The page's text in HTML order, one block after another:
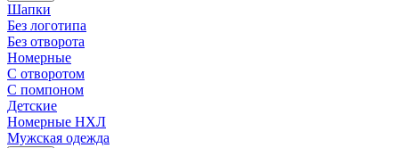
Шапки
Без логотипа
Без отворота
Номерные
С отворотом
С помпоном
Детские
Номерные НХЛ
Мужская одежда